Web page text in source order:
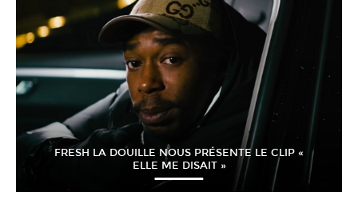
FRESH LA DOUILLE NOUS PRÉSENTE LE CLIP «
ELLE ME DISAIT »